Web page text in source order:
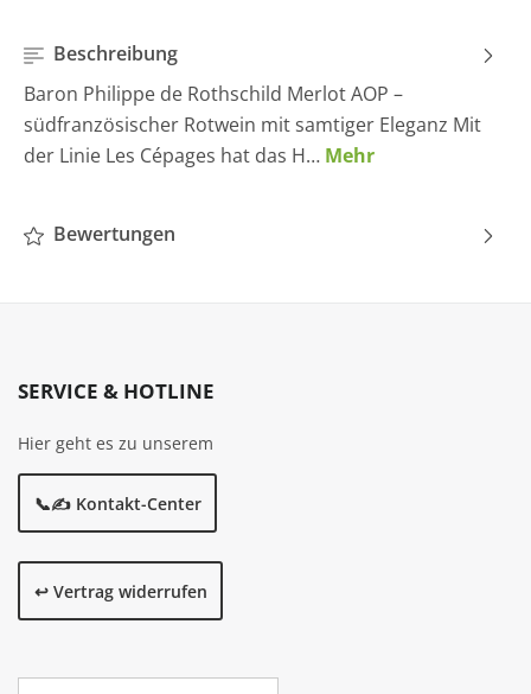
Beschreibung
Baron Philippe de Rothschild Merlot AOP –
südfranzösischer Rotwein mit samtiger Eleganz Mit
der Linie Les Cépages hat das H… Mehr
Bewertungen
SERVICE & HOTLINE
Hier geht es zu unserem
📞✍️ Kontakt-Center
↩️ Vertrag widerrufen